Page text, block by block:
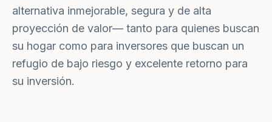
alternativa inmejorable, segura y de alta
proyección de valor— tanto para quienes buscan
su hogar como para inversores que buscan un
refugio de bajo riesgo y excelente retorno para
su inversión.